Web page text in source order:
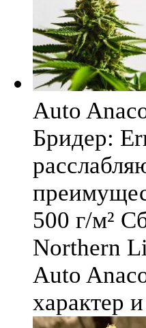
Auto
Бридер:
500 г/м²
Northern
Auto
характер